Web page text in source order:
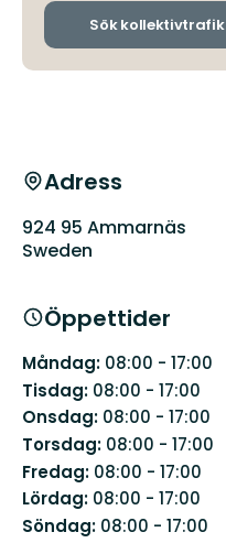
Sök kollektivtrafik
Adress
924 95 Ammarnäs
Sweden
Öppettider
Måndag: 08:00 - 17:00
Tisdag: 08:00 - 17:00
Onsdag: 08:00 - 17:00
Torsdag: 08:00 - 17:00
Fredag: 08:00 - 17:00
Lördag: 08:00 - 17:00
Söndag: 08:00 - 17:00